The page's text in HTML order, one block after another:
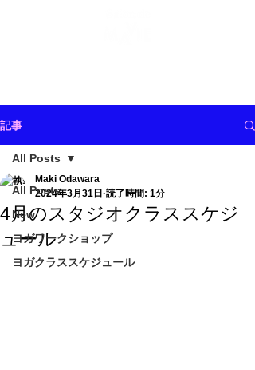
記事
All Posts
New
ヨガワークショップ
ヨガクラススケジュール
All Posts
4月のスタジオクラススケジ
ュール
Maki Odawara
2024年3月31日 読了時間: 1分